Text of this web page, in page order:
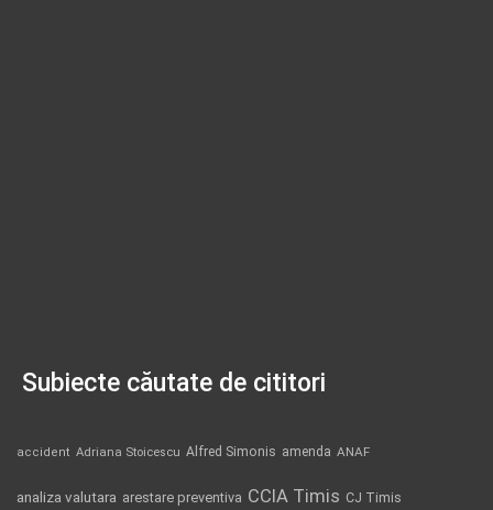
Subiecte căutate de cititori
accident Adriana Stoicescu Alfred Simonis amenda ANAF
analiza valutara arestare preventiva CCIA Timis CJ Timis